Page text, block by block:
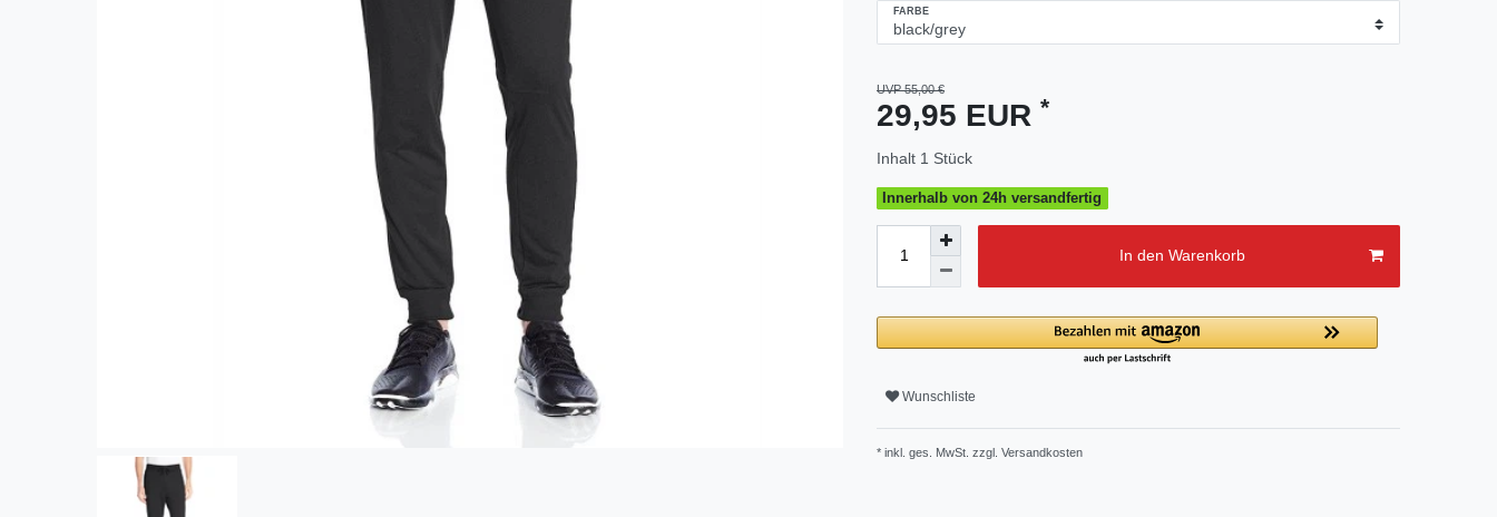
FARBE
UVP 55,00 €
29,95 EUR *
Inhalt 1 Stück
Innerhalb von 24h versandfertig
In den Warenkorb
Wunschliste
* inkl. ges. MwSt. zzgl. Versandkosten